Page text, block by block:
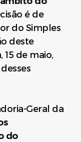
é de
do Simples
deste
15 de maio,
Geral da
do